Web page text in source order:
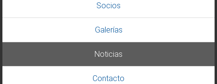
Socios
Galerías
Noticias
Contacto